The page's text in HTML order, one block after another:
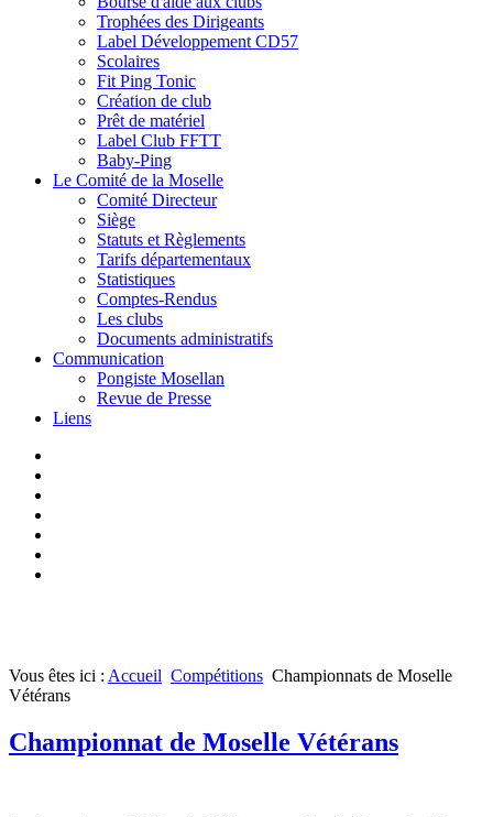
Trophées des Dirigeants
Label Développement CD57
Scolaires
Fit Ping Tonic
Création de club
Prêt de matériel
Label Club FFTT
Baby-Ping
Le Comité de la Moselle
Comité Directeur
Siège
Statuts et Règlements
Tarifs départementaux
Statistiques
Comptes-Rendus
Les clubs
Documents administratifs
Communication
Pongiste Mosellan
Revue de Presse
Liens
Vous êtes ici : Accueil Compétitions Championnats de Moselle
Vétérans
Championnat de Moselle Vétérans